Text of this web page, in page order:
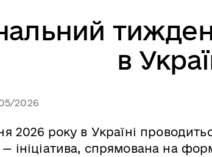
в
2026
2026 року в Україні
— ініціатива, спрямована на